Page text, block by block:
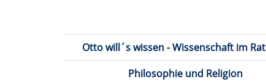
Otto will´s wissen - Wissenschaft im
Philosophie und Religion